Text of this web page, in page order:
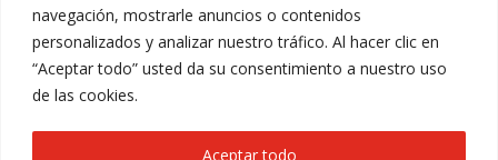
navegación, mostrarle anuncios o contenidos
personalizados y analizar nuestro tráfico. Al hacer clic en
“Aceptar todo” usted da su consentimiento a nuestro uso
de las cookies.
Aceptar todo
Garantía